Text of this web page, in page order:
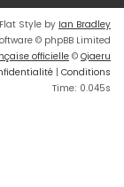
Flat Style by Ian Bradley
© phpBB Limited
officielle© Qiaeru
| Conditions
Time: 0.045s